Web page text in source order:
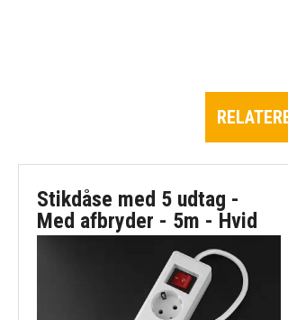
Stikdåse med 5 udtag -
Med afbryder - 5m - Hvid